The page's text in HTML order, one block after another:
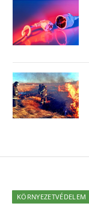
KÖRNYEZETVÉDELEM